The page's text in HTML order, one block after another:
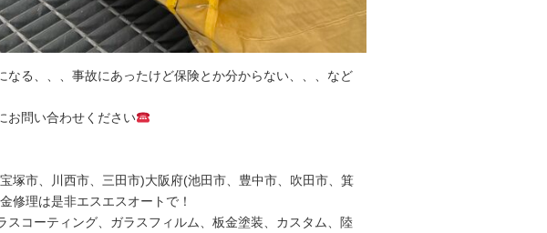
る、、、事故にあったけど保険とか分からない、、、など
お問い合わせください
塚市、川西市、三田市)大阪府(池田市、豊中市、吹田市、箕
修理は是非エスエスオートで！
スコーティング、ガラスフィルム、板金塗装、カスタム、陸